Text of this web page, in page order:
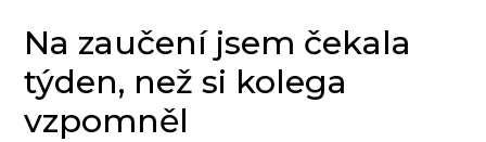
Na zaučení jsem čekala
týden, než si kolega
vzpomněl